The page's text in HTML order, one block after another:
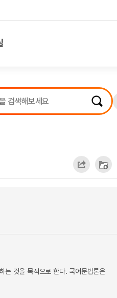
의
는 것을 목적으로 한다. 국어문법론은